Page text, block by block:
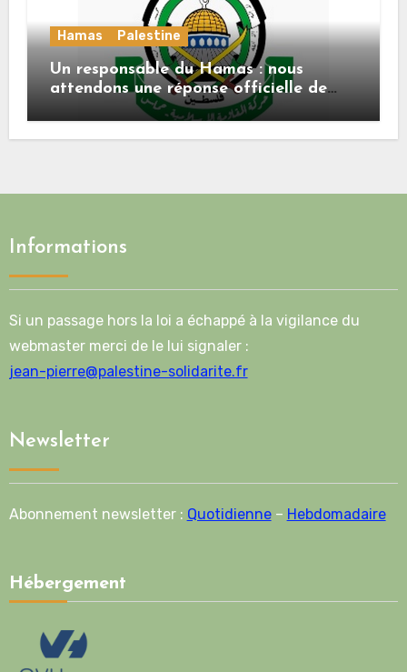
Hamas Palestine
Un responsable du Hamas : nous
attendons une réponse officielle de
Mladenov concernant la feuille de
route de la deuxième phase de l’accord
Informations
Si un passage hors la loi a échappé à la vigilance du
webmaster merci de le lui signaler :
jean-pierre@palestine-solidarite.fr
Newsletter
Abonnement newsletter : Quotidienne– Hebdomadaire
Hébergement